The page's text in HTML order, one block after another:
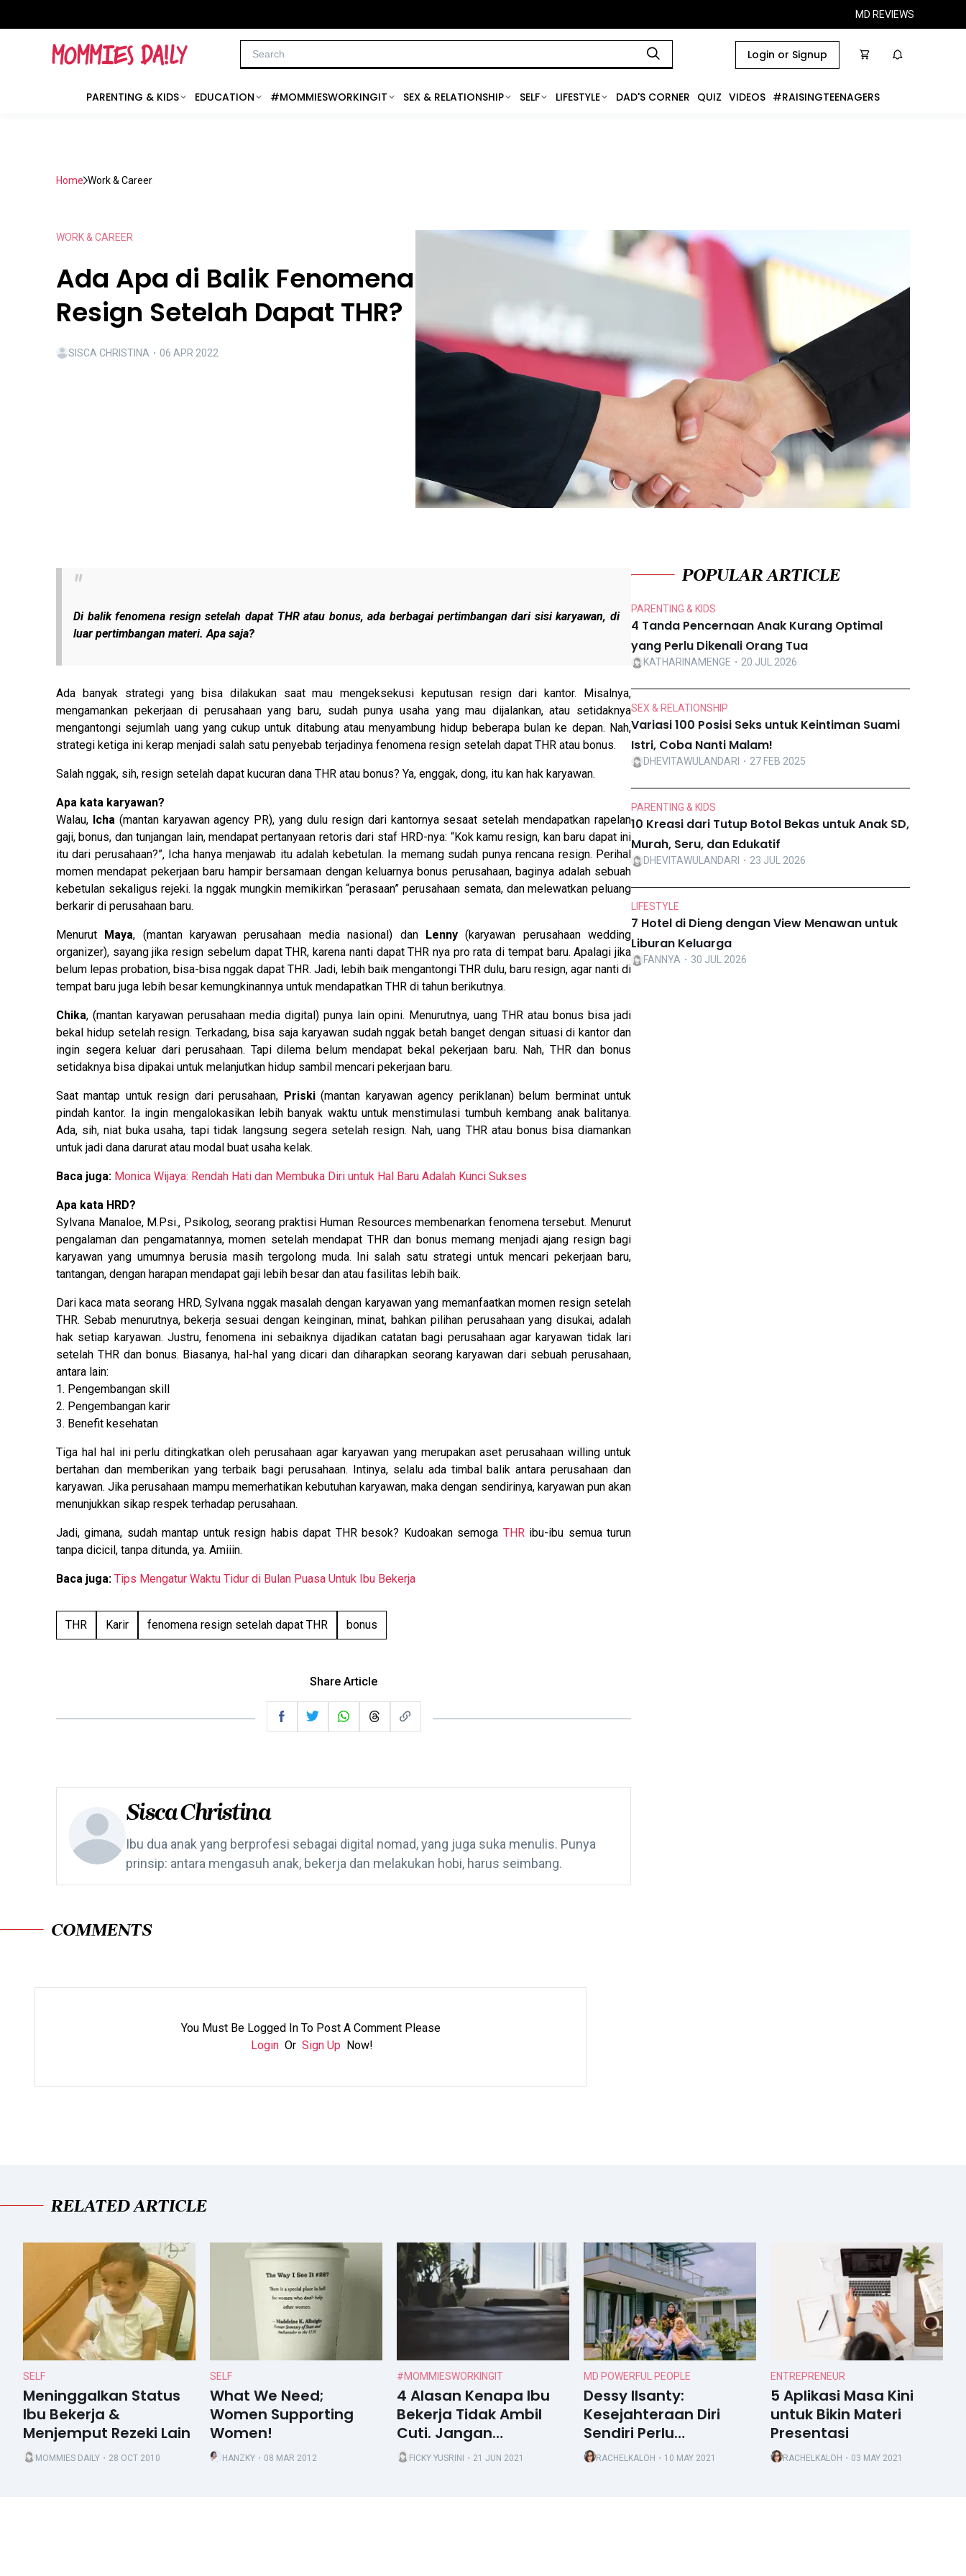
MD REVIEWS
Login or Signup
PARENTING & KIDS EDUCATION #MOMMIESWORKINGIT SEX & RELATIONSHIP SELF LIFESTYLE DAD'S CORNER QUIZ VIDEOS #RAISINGTEENAGERS
Home Work & Career
WORK & CAREER
Ada Apa di Balik Fenomena
Resign Setelah Dapat THR?
SISCA CHRISTINA ・ 06 APR 2022
Di balik fenomena resign setelah dapat THR atau bonus, ada berbagai pertimbangan dari sisi karyawan, di
luar pertimbangan materi. Apa saja?
Ada banyak strategi yang bisa dilakukan saat mau mengeksekusi keputusan resign dari kantor. Misalnya,
mengamankan pekerjaan di perusahaan yang baru, sudah punya usaha yang mau dijalankan, atau setidaknya
mengantongi sejumlah uang yang cukup untuk ditabung atau menyambung hidup beberapa bulan ke depan. Nah,
strategi ketiga ini kerap menjadi salah satu penyebab terjadinya fenomena resign setelah dapat THR atau bonus.
Salah nggak, sih, resign setelah dapat kucuran dana THR atau bonus? Ya, enggak, dong, itu kan hak karyawan.
Apa kata karyawan?
Walau, Icha (mantan karyawan agency PR), yang dulu resign dari kantornya sesaat setelah mendapatkan rapelan
gaji, bonus, dan tunjangan lain, mendapat pertanyaan retoris dari staf HRD-nya: “Kok kamu resign, kan baru dapat ini
itu dari perusahaan?”, Icha hanya menjawab itu adalah kebetulan. Ia memang sudah punya rencana resign. Perihal
momen mendapat pekerjaan baru hampir bersamaan dengan keluarnya bonus perusahaan, baginya adalah sebuah
kebetulan sekaligus rejeki. Ia nggak mungkin memikirkan “perasaan” perusahaan semata, dan melewatkan peluang
berkarir di perusahaan baru.
Menurut Maya, (mantan karyawan perusahaan media nasional) dan Lenny(karyawan perusahaan wedding
organizer), sayang jika resign sebelum dapat THR, karena nanti dapat THR nya pro rata di tempat baru. Apalagi jika
belum lepas probation, bisa-bisa nggak dapat THR. Jadi, lebih baik mengantongi THR dulu, baru resign, agar nanti di
tempat baru juga lebih besar kemungkinannya untuk mendapatkan THR di tahun berikutnya.
Chika, (mantan karyawan perusahaan media digital) punya lain opini. Menurutnya, uang THR atau bonus bisa jadi
bekal hidup setelah resign. Terkadang, bisa saja karyawan sudah nggak betah banget dengan situasi di kantor dan
ingin segera keluar dari perusahaan. Tapi dilema belum mendapat bekal pekerjaan baru. Nah, THR dan bonus
setidaknya bisa dipakai untuk melanjutkan hidup sambil mencari pekerjaan baru.
Saat mantap untuk resign dari perusahaan, Priski(mantan karyawan agency periklanan) belum berminat untuk
pindah kantor. Ia ingin mengalokasikan lebih banyak waktu untuk menstimulasi tumbuh kembang anak balitanya.
Ada, sih, niat buka usaha, tapi tidak langsung segera setelah resign. Nah, uang THR atau bonus bisa diamankan
untuk jadi dana darurat atau modal buat usaha kelak.
Baca juga: Monica Wijaya: Rendah Hati dan Membuka Diri untuk Hal Baru Adalah Kunci Sukses
Apa kata HRD?
Sylvana Manaloe, M.Psi., Psikolog, seorang praktisi Human Resources membenarkan fenomena tersebut. Menurut
pengalaman dan pengamatannya, momen setelah mendapat THR dan bonus memang menjadi ajang resign bagi
karyawan yang umumnya berusia masih tergolong muda. Ini salah satu strategi untuk mencari pekerjaan baru,
tantangan, dengan harapan mendapat gaji lebih besar dan atau fasilitas lebih baik.
Dari kaca mata seorang HRD, Sylvana nggak masalah dengan karyawan yang memanfaatkan momen resign setelah
THR. Sebab menurutnya, bekerja sesuai dengan keinginan, minat, bahkan pilihan perusahaan yang disukai, adalah
hak setiap karyawan. Justru, fenomena ini sebaiknya dijadikan catatan bagi perusahaan agar karyawan tidak lari
setelah THR dan bonus. Biasanya, hal-hal yang dicari dan diharapkan seorang karyawan dari sebuah perusahaan,
antara lain:
1. Pengembangan skill
2. Pengembangan karir
3. Benefit kesehatan
Tiga hal hal ini perlu ditingkatkan oleh perusahaan agar karyawan yang merupakan aset perusahaan willing untuk
bertahan dan memberikan yang terbaik bagi perusahaan. Intinya, selalu ada timbal balik antara perusahaan dan
karyawan. Jika perusahaan mampu memerhatikan kebutuhan karyawan, maka dengan sendirinya, karyawan pun akan
menunjukkan sikap respek terhadap perusahaan.
Jadi, gimana, sudah mantap untuk resign habis dapat THR besok? Kudoakan semoga THR ibu-ibu semua turun
tanpa dicicil, tanpa ditunda, ya. Amiiin.
Baca juga: Tips Mengatur Waktu Tidur di Bulan Puasa Untuk Ibu Bekerja
THR Karir fenomena resign setelah dapat THR bonus
Share Article
Sisca Christina
Ibu dua anak yang berprofesi sebagai digital nomad, yang juga suka menulis. Punya
prinsip: antara mengasuh anak, bekerja dan melakukan hobi, harus seimbang.
POPULAR ARTICLE
PARENTING & KIDS
4 Tanda Pencernaan Anak Kurang Optimal
yang Perlu Dikenali Orang Tua
KATHARINAMENGE ・20 JUL 2026
SEX & RELATIONSHIP
Variasi 100 Posisi Seks untuk Keintiman Suami
Istri, Coba Nanti Malam!
DHEVITAWULANDARI ・27 FEB 2025
PARENTING & KIDS
10 Kreasi dari Tutup Botol Bekas untuk Anak SD,
Murah, Seru, dan Edukatif
DHEVITAWULANDARI ・23 JUL 2026
LIFESTYLE
7 Hotel di Dieng dengan View Menawan untuk
Liburan Keluarga
FANNYA ・30 JUL 2026
COMMENTS
You Must Be Logged In To Post A Comment Please
Login Or Sign Up Now!
RELATED ARTICLE
SELF
Meninggalkan Status
Ibu Bekerja &
Menjemput Rezeki Lain
MOMMIES DAILY ・28 OCT 2010
SELF
What We Need;
Women Supporting
Women!
HANZKY ・08 MAR 2012
#MOMMIESWORKINGIT
4 Alasan Kenapa Ibu
Bekerja Tidak Ambil
Cuti. Jangan
Dibiasakan, Ya!
FICKY YUSRINI ・21 JUN 2021
MD POWERFUL PEOPLE
Dessy Ilsanty:
Kesejahteraan Diri
Sendiri Perlu
Diperhatikan, Bukan
RACHELKALOH ・10 MAY 2021
ENTREPRENEUR
5 Aplikasi Masa Kini
untuk Bikin Materi
Presentasi
RACHELKALOH ・03 MAY 2021